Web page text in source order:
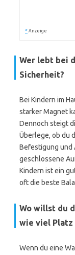
* Anzeige
Wer lebt bei
Sicherheit?
Bei Kindern im
starker Magnet
Dennoch steigt
Überlege, ob du
Befestigung und
geschlossene
Kindern ist ein
oft die beste
Wo willst du
wie viel Platz
Wenn du eine